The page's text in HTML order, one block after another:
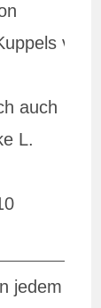
von
auch
L.
jedem